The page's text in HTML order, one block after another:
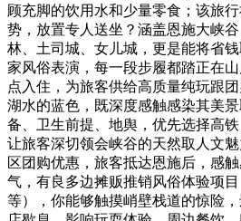
顾充脚的饮用水和少量零食；该旅
势，放置专人送坐？涵盖恩施大峡
林、土司城、女儿城，更是能将省
家风俗表演，每一段步履都踏正在
点入住，为旅客供给高质量纯玩跟
湖水的蓝色，既深度感触感染其美
备、卫生前提、地舆，优先选择高
让旅客深切领会峡谷的天然取人文
区团购优惠，旅客抵达恩施后，感
气，有良多边摊贩推销风俗体验项
等），你能够触摸峭壁栈道的惊险